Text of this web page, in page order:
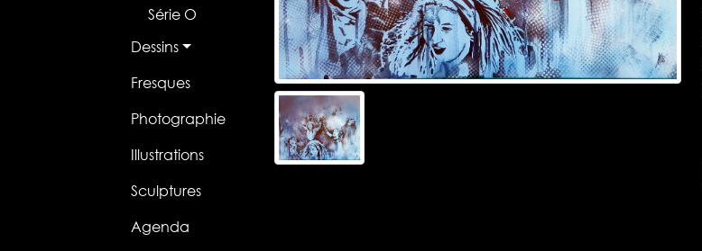
Série O
Dessins
Fresques
Photographie
Illustrations
Sculptures
Agenda